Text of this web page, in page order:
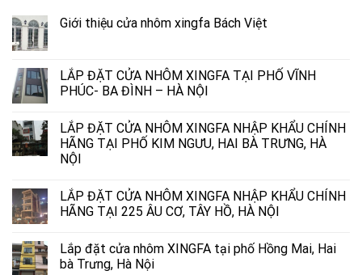
Giới thiệu cửa nhôm xingfa Bách Việt
LẮP ĐẶT CỬA NHÔM XINGFA TẠI PHỐ VĨNH
PHÚC- BA ĐÌNH – HÀ NỘI
LẮP ĐẶT CỬA NHÔM XINGFA NHẬP KHẨU CHÍNH
HÃNG TẠI PHỐ KIM NGƯU, HAI BÀ TRƯNG, HÀ
NỘI
LẮP ĐẶT CỬA NHÔM XINGFA NHẬP KHẨU CHÍNH
HÃNG TẠI 225 ÂU CƠ, TÂY HỒ, HÀ NỘI
Lắp đặt cửa nhôm XINGFA tại phố Hồng Mai, Hai
bà Trưng, Hà Nội